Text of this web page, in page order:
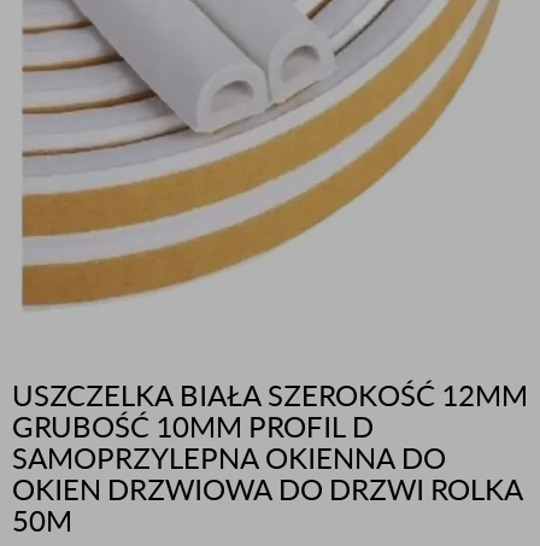
USZCZELKA BIAŁA SZEROKOŚĆ 12MM
GRUBOŚĆ 10MM PROFIL D
SAMOPRZYLEPNA OKIENNA DO
OKIEN DRZWIOWA DO DRZWI ROLKA
50M